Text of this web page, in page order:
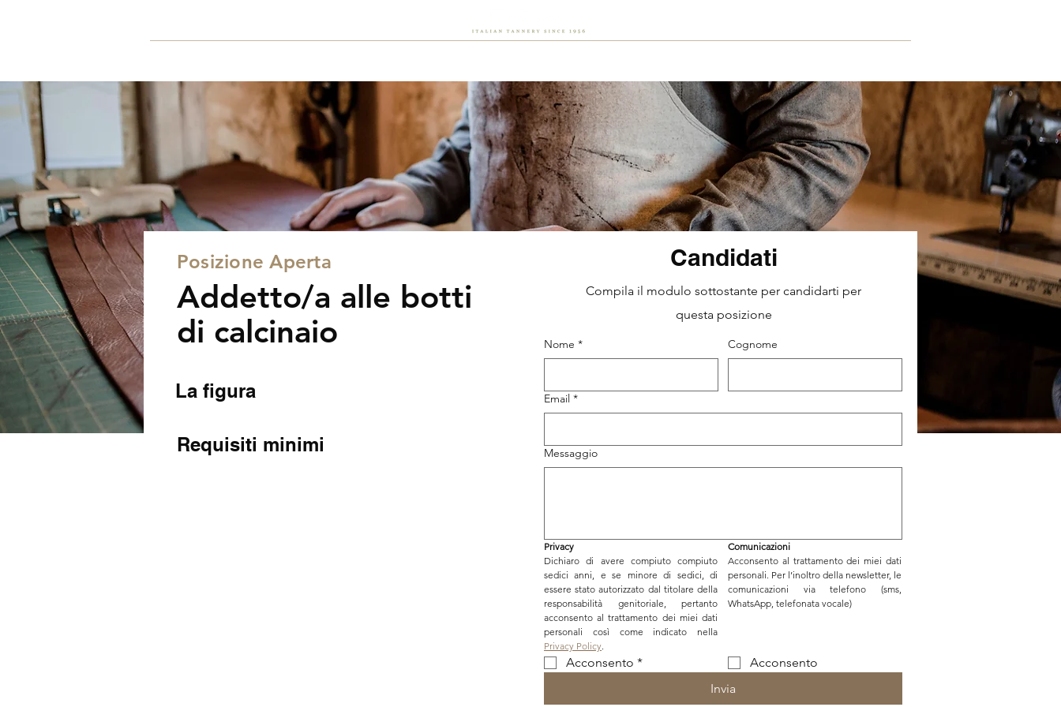
Posizione Aperta
Addetto/a alle botti
di calcinaio
La figura
Requisiti minimi
Candidati
Compila il modulo sottostante per candidarti per
questa posizione
Nome * Cognome
Email *
Messaggio
Privacy
Dichiaro di avere compiuto compiuto
sedici anni, e se minore di sedici, di
essere stato autorizzato dal titolare della
responsabilità genitoriale, pertanto
acconsento al trattamento dei miei dati
Privacy Policy.
Comunicazioni
Acconsento al trattamento dei miei dati
personali. Per l’inoltro della newsletter, le
comunicazioni via telefono (sms,
WhatsApp, telefonata vocale)
Acconsento *
Acconsento
Invia